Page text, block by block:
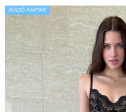
átlagos
értékelése
5-
ből
5,0
csillag.
KÜLSŐ RAKTÁR